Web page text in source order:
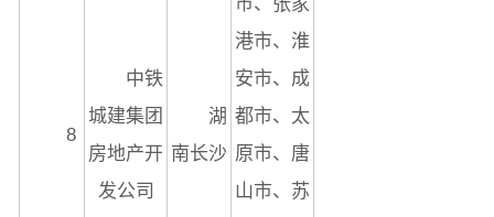
8
中铁
城建集团
房地产开
发公司
湖
南长沙
港市、淮
安市、成
都市、太
原市、唐
山市、苏